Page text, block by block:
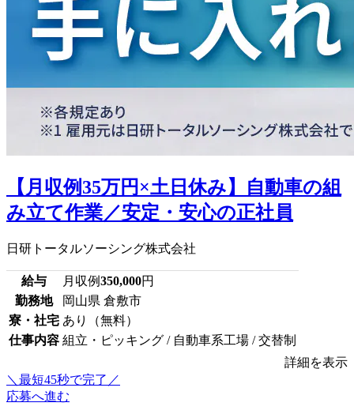
【月収例35万円×土日休み】自動車の組
み立て作業／安定・安心の正社員
日研トータルソーシング株式会社
給与 月収例350,000円
勤務地
岡山県 倉敷市
寮・社宅 あり（無料）
仕事内容 組立・ピッキング / 自動車系工場 / 交替制
詳細を表示
＼最短45秒で完了／
応募へ進む